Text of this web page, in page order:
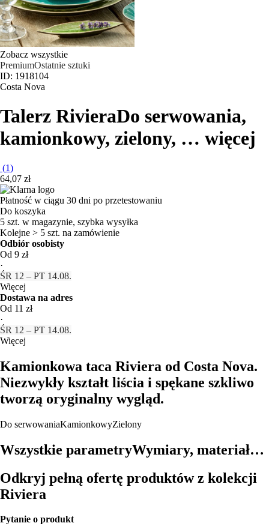
Zobacz wszystkie
PremiumOstatnie sztuki
ID: 1918104
Costa Nova
Talerz RivieraDo serwowania,
kamionkowy, zielony, … więcej
(1)
64,07 zł
Płatność w ciągu 30 dni po przetestowaniu
Do koszyka
5 szt. w magazynie, szybka wysyłka
Kolejne > 5 szt. na zamówienie
Odbiór osobisty
Od 9 zł
·
ŚR 12 – PT 14.08.
Więcej
Dostawa na adres
Od 11 zł
·
ŚR 12 – PT 14.08.
Więcej
Kamionkowa taca Riviera od Costa Nova.
Niezwykły kształt liścia i spękane szkliwo
tworzą oryginalny wygląd.
Do serwowaniaKamionkowyZielony
Wszystkie parametryWymiary, materiał…
Odkryj pełną ofertę produktów z kolekcji
Riviera
Pytanie o produkt